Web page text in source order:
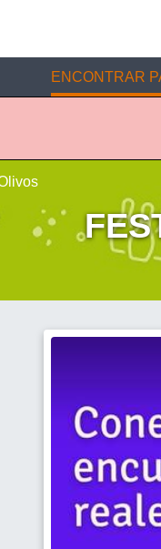
ENCONTRAR